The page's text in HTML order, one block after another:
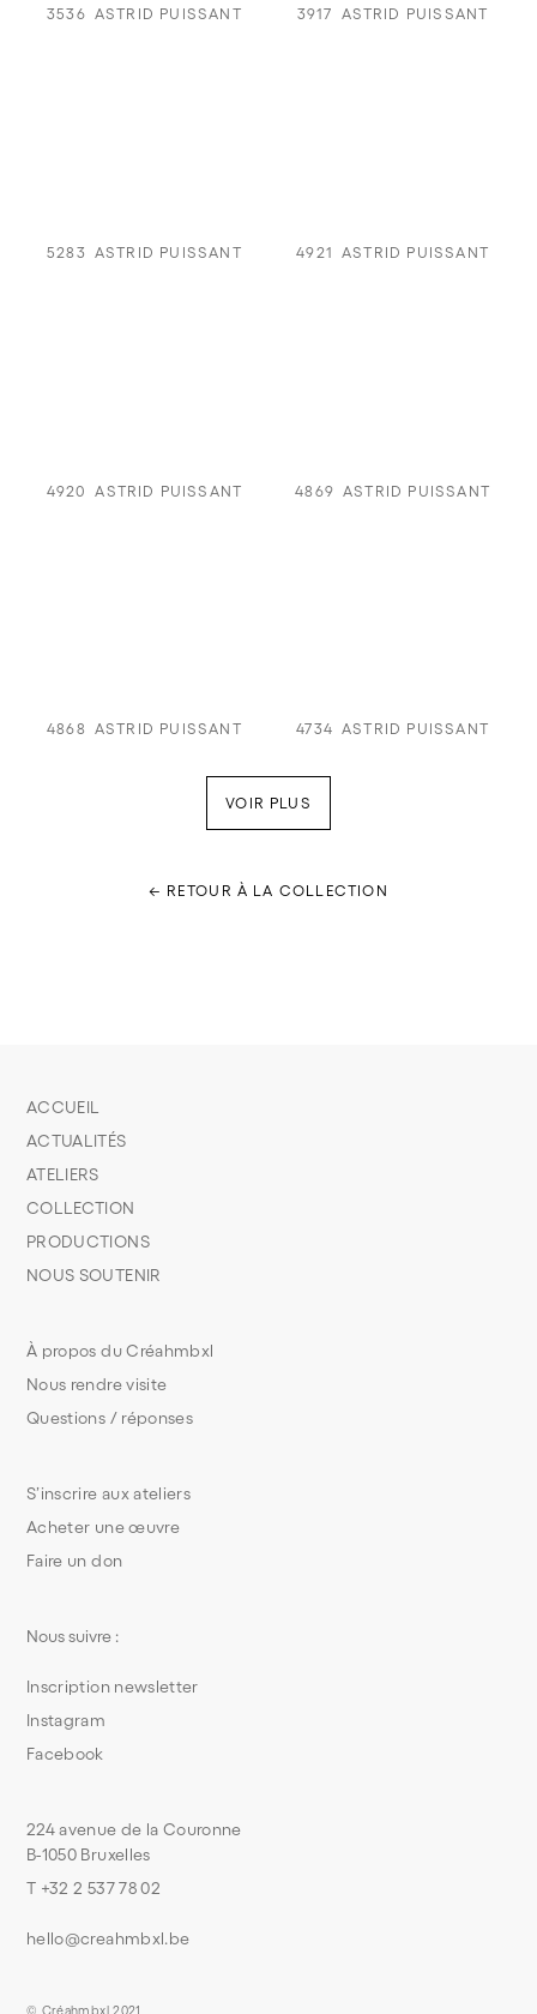
3536 ASTRID PUISSANT 3917 ASTRID PUISSANT
5283 ASTRID PUISSANT 4921 ASTRID PUISSANT
4920 ASTRID PUISSANT 4869 ASTRID PUISSANT
4868 ASTRID PUISSANT 4734 ASTRID PUISSANT
VOIR PLUS
← RETOUR À LA COLLECTION
S’inscrire aux ateliers
Acheter une œuvre
Faire un don
À propos du Créahmbxl
Nous rendre visite
Questions / réponses
ACCUEIL
ACTUALITÉS
ATELIERS
COLLECTION
PRODUCTIONS
NOUS SOUTENIR
224 avenue de la Couronne
B-1050 Bruxelles
T +32 2 537 78 02
hello@creahmbxl.be
Nous suivre :
Inscription newsletter
Instagram
Facebook
© Créahmbxl 2021